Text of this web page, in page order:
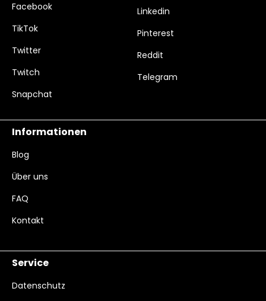
Facebook
TikTok
Twitter
Twitch
Snapchat
Linkedin
Pinterest
Reddit
Telegram
Informationen
Blog
Über uns
FAQ
Kontakt
Service
Datenschutz